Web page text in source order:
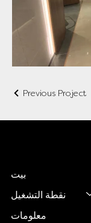
Previous Project
بيت
نقطة التشغيل
معلومات